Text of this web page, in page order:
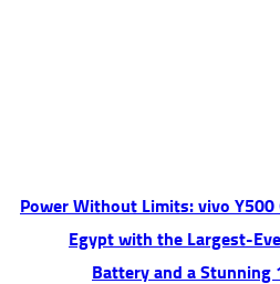
Power Without Limits: vivo
Egypt with the Largest-
Battery and a Stunning